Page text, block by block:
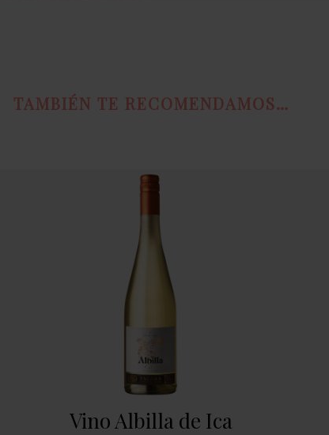
TAMBIÉN TE RECOMENDAMOS…
Vino Albilla de Ica